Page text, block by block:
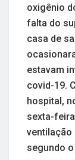
oxigênio
falta do
casa de
estavam
covid-19.
hospital,
sexta-
ventilação
segundo